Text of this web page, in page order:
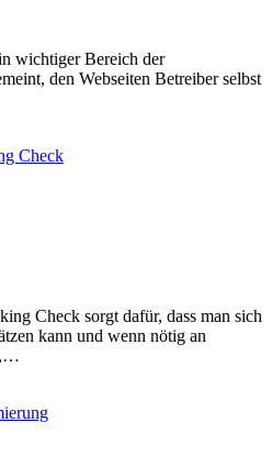
wichtiger Bereich der
den Webseiten Betreiber selbst
Check sorgt dafür, dass man sich
kann und wenn nötig an